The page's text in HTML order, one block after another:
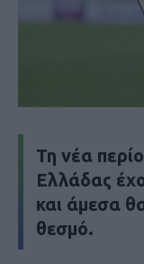
Τη νέα
Ελλάδας
και άμεσα
θεσμό.